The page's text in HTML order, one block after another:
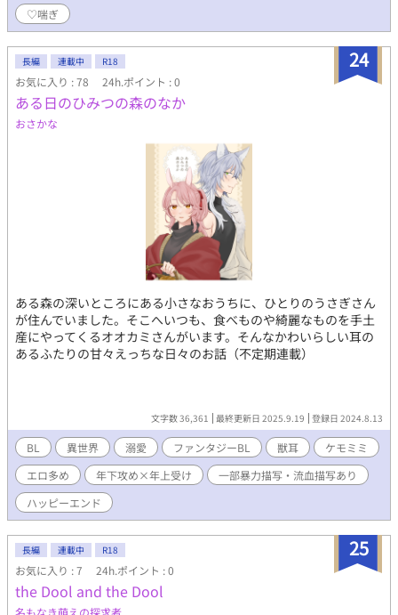
♡喘ぎ
24
長編 連載中 R18
お気に入り : 78 24h.ポイント : 0
ある日のひみつの森のなか
おさかな
ある森の深いところにある小さなおうちに、ひとりのうさぎさん
が住んでいました。そこへいつも、食べものや綺麗なものを手土
産にやってくるオオカミさんがいます。そんなかわいらしい耳の
あるふたりの甘々えっちな日々のお話（不定期連載）
文字数 36,361 最終更新日 2025.9.19 登録日 2024.8.13
BL 異世界 溺愛 ファンタジーBL 獣耳
ケモミミ
エロ多め
年下攻め×年上受け
一部暴力描写・流血描写あり
ハッピーエンド
25
長編 連載中 R18
お気に入り : 7 24h.ポイント : 0
the Dool and the Dool
名もなき萌えの探求者